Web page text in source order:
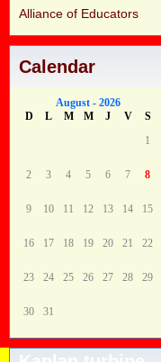
Alliance of Educators
Calendar
August - 2026
D
L M M J V
S
1
2 3 4 5 6 7 8
9 10 11 12 13 14 15
16 17 18 19 20 21 22
23 24 25 26 27 28 29
30 31